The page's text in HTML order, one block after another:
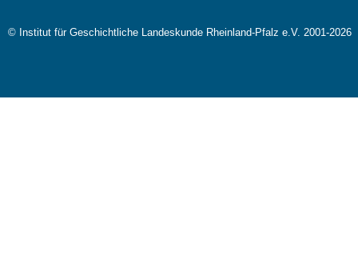
© Institut für Geschichtliche Landeskunde Rheinland-Pfalz e.V. 2001-2026